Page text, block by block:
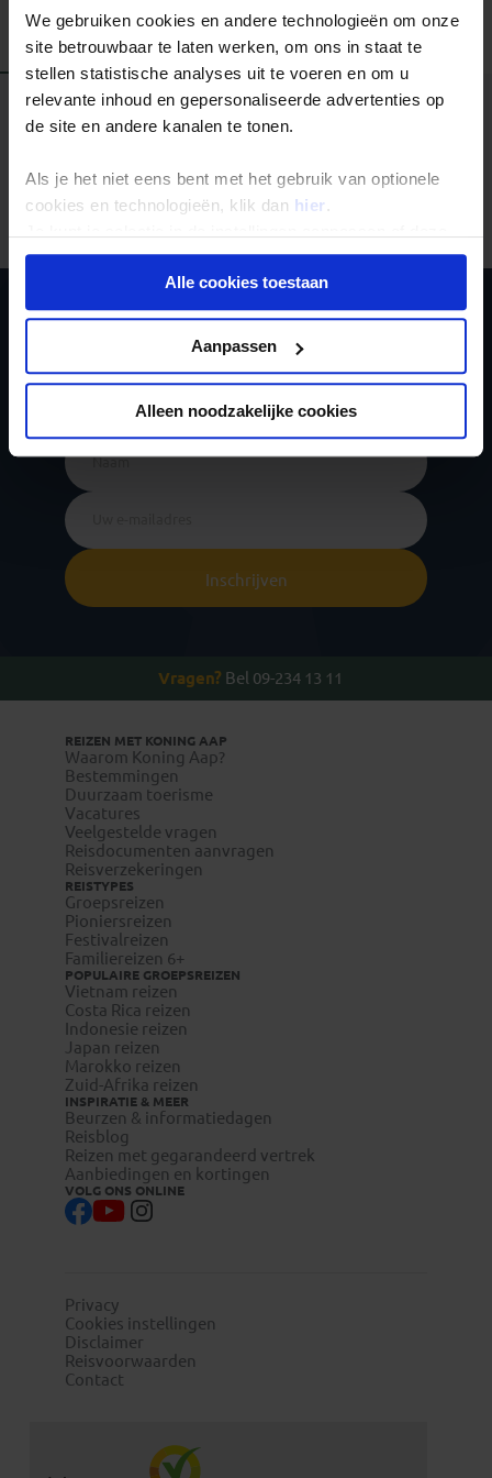
We gebruiken cookies en andere technologieën om onze
site betrouwbaar te laten werken, om ons in staat te
stellen statistische analyses uit te voeren en om u
relevante inhoud en gepersonaliseerde advertenties op
de site en andere kanalen te tonen.
Als je het niet eens bent met het gebruik van optionele
cookies en technologieën, klik dan hier .
onder aan de pagina op elk gewenst moment voor de
toekomst wijzigen.Alle cookies toestaan
Aanpassen
Alleen noodzakelijke cookies
Alle reizen Groepsreizen Landinformatie
Er is een fout voorgevallen bij het ophalen van de
reizen.
Ja, ik meld me aan
voor de wekelijkse
nieuwsbrief
Inschrijven
Vragen? Bel 09-234 13 11
REIZEN MET KONING AAP
Waarom Koning Aap?
Bestemmingen
Duurzaam toerisme
Vacatures
Veelgestelde vragen
Reisdocumenten aanvragen
Reisverzekeringen
REISTYPES
Groepsreizen
Pioniersreizen
Festivalreizen
Familiereizen 6+
POPULAIRE GROEPSREIZEN
Vietnam reizen
Costa Rica reizen
Indonesie reizen
Japan reizen
Marokko reizen
Zuid-Afrika reizen
INSPIRATIE & MEER
Beurzen & informatiedagen
Reisblog
Reizen met gegarandeerd vertrek
Aanbiedingen en kortingen
VOLG ONS ONLINE
Privacy
Cookies instellingen
Disclaimer
Reisvoorwaarden
Contact